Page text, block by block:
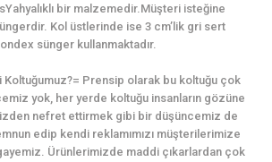
bir malzemedir.Müşteri isteğine
Kol üstlerinde ise 3 cm’lik gri sert
sünger kullanmaktadır.
Prensip olarak bu koltuğu çok
yok, her yerde koltuğu insanların gözüne
nefret ettirmek gibi bir düşüncemiz de
edip kendi reklamımızı müşterilerimize
Ürünlerimizde maddi çıkarlardan çok